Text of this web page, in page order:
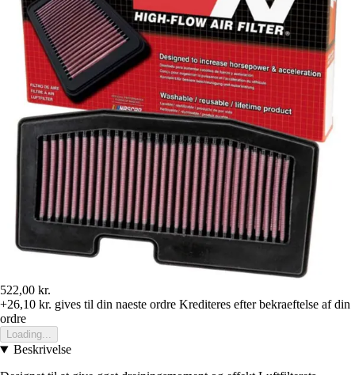
522,00 kr.
+26,10 kr. gives til din naeste ordre Krediteres efter bekraeftelse af din
ordre
Loading...
Beskrivelse